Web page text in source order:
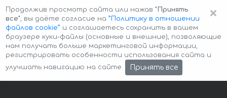
Авторские права © 2026 Авто-Аренда Cookie Policy
×
Продолжив просмотр сайта или нажав "Принять
все", вы даёте согласие на ”Политику в отношении
файлов cookie” и соглашаетесь сохранить в вашем
браузере куки-файлы (основные и внешние), позволяющие
нам получать больше маркетинговой информации,
регистрировать особенности использования сайта и
улучшать навигацию на сайте.
Принять все